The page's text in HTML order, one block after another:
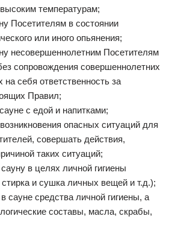
температурам;
Посетителям в состоянии
или иного опьянения;
несовершеннолетним Посетителям
сопровождения совершеннолетних
себя ответственность за
Правил;
с едой и напитками;
опасных ситуаций для
совершать действия,
таких ситуаций;
в целях личной гигиены
и сушка личных вещей и т.д.);
сауне средства личной гигиены, а
составы, масла, скрабы,